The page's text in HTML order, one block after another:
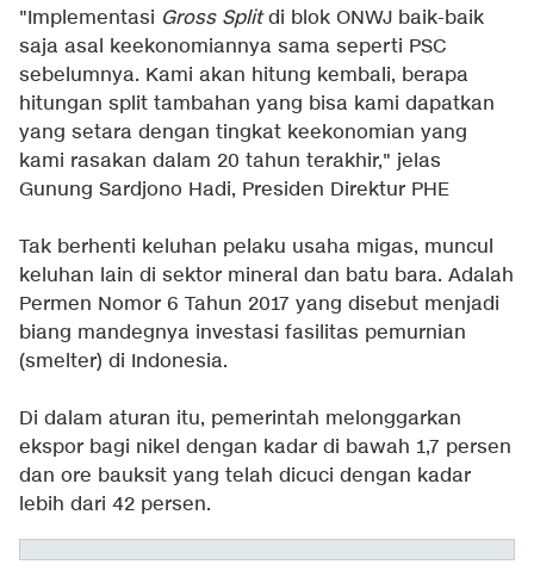
"Implementasi Gross Splitdi blok ONWJ baik-baik
saja asal keekonomiannya sama seperti PSC
sebelumnya. Kami akan hitung kembali, berapa
hitungan split tambahan yang bisa kami dapatkan
yang setara dengan tingkat keekonomian yang
kami rasakan dalam 20 tahun terakhir," jelas
Gunung Sardjono Hadi, Presiden Direktur PHE
Tak berhenti keluhan pelaku usaha migas, muncul
keluhan lain di sektor mineral dan batu bara. Adalah
Permen Nomor 6 Tahun 2017 yang disebut menjadi
biang mandegnya investasi fasilitas pemurnian
(smelter) di Indonesia.
Di dalam aturan itu, pemerintah melonggarkan
ekspor bagi nikel dengan kadar di bawah 1,7 persen
dan ore bauksit yang telah dicuci dengan kadar
lebih dari 42 persen.